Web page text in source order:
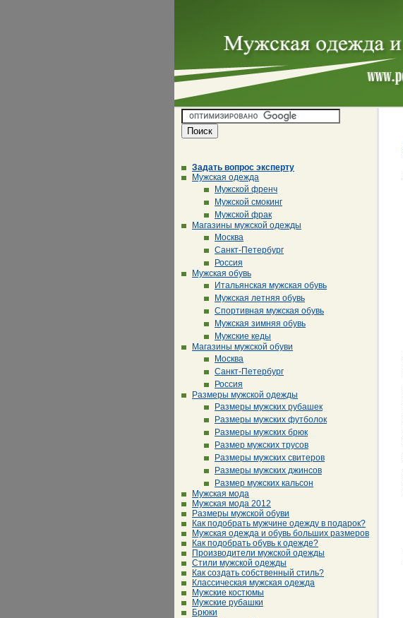
Задать вопрос эксперту
Мужская одежда
Мужской френч
Мужской смокинг
Мужской фрак
Магазины мужской одежды
Москва
Санкт-Петербург
Россия
Мужская обувь
Итальянская мужская обувь
Мужская летняя обувь
Спортивная мужская обувь
Мужская зимняя обувь
Мужские кеды
Магазины мужской обуви
Москва
Санкт-Петербург
Россия
Размеры мужской одежды
Размеры мужских рубашек
Размеры мужских футболок
Размеры мужских брюк
Размер мужских трусов
Размеры мужских свитеров
Размеры мужских джинсов
Размер мужских кальсон
Мужская мода
Мужская мода 2012
Размеры мужской обуви
Как подобрать мужчине одежду в подарок?
Мужская одежда и обувь больших размеров
Как подобрать обувь к одежде?
Производители мужской одежды
Стили мужской одежды
Как создать собственный стиль?
Классическая мужская одежда
Мужские костюмы
Мужские рубашки
Брюки